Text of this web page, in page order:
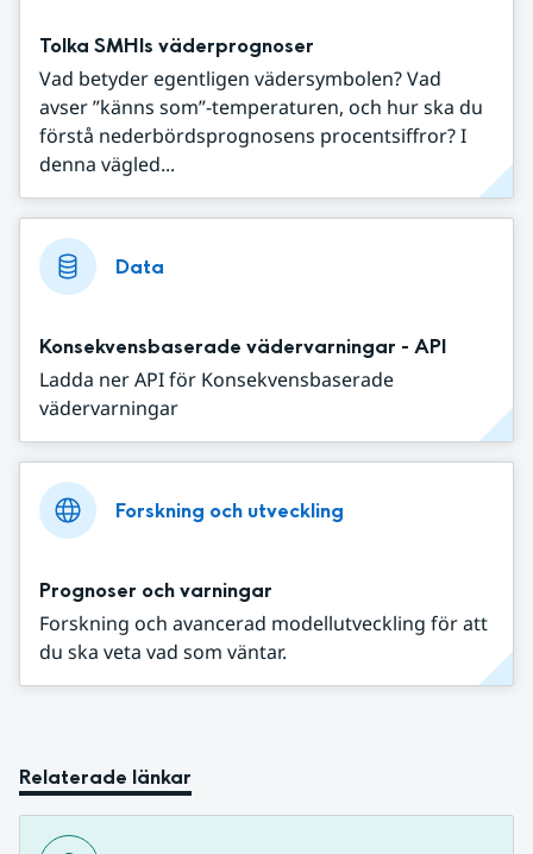
Tolka SMHIs väderprognoser
Vad betyder egentligen vädersymbolen? Vad
avser ”känns som”-temperaturen, och hur ska du
förstå nederbördsprognosens procentsiffror? I
denna vägled...
Data
Konsekvensbaserade vädervarningar - API
Ladda ner API för Konsekvensbaserade
vädervarningar
Forskning och utveckling
Prognoser och varningar
Forskning och avancerad modellutveckling för att
du ska veta vad som väntar.
Relaterade länkar